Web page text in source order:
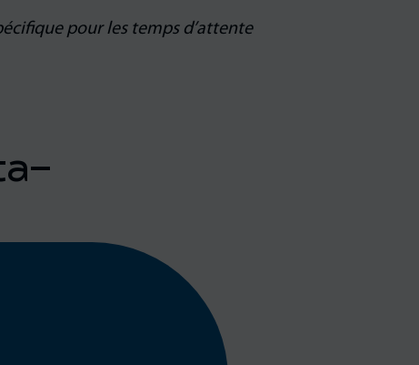
pour les temps d’attente